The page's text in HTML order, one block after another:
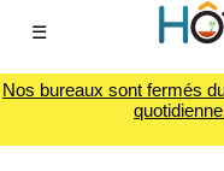
☰
Nos bureaux sont fermés